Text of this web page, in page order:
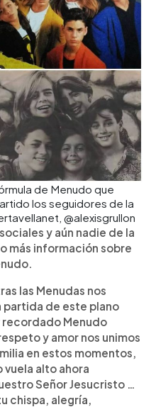
de Menudo que
los seguidores de la
@alexisgrullon
y aún nadie de la
más información sobre
las Menudas nos
partida de este plano
Menudo
y amor nos unimos
en estos momentos,
alto ahora
Señor Jesucristo …
chispa, alegría,